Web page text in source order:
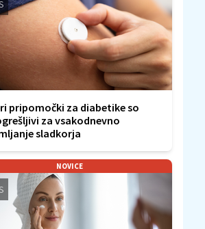
pripomočki za diabetike so
za vsakodnevno
sladkorja
NOVICE